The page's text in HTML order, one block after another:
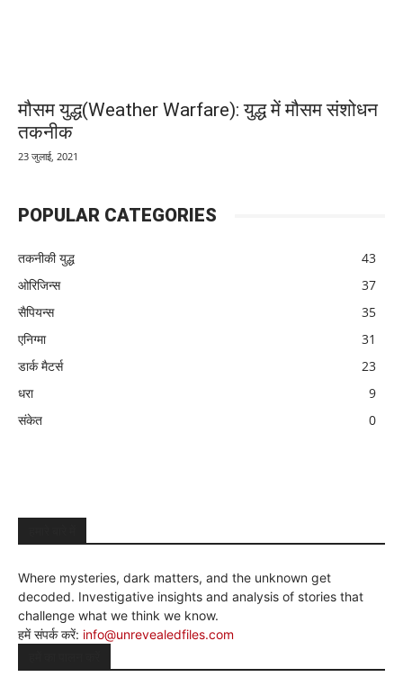
मौसम युद्ध(Weather Warfare): युद्ध में मौसम संशोधन
तकनीक
23 जुलाई, 2021
POPULAR CATEGORIES
तकनीकी युद्ध
43
ओरिजिन्स
37
सैपियन्स
35
एनिग्मा
31
डार्क मैटर्स
23
धरा
9
संकेत
0
Where mysteries, dark matters, and the unknown get
decoded. Investigative insights and analysis of stories that
challenge what we think we know.
हमें संपर्क करें: info@unrevealedfiles.com